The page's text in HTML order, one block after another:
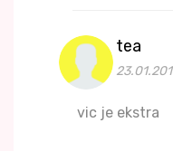
tea
vic je ekstra